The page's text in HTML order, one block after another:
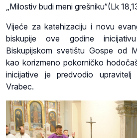
„Milostiv budi meni grešniku“(Lk
Vijeće za katehizaciju i novu
biskupije ove godine
Biskupijskom svetištu Gospe od
kao korizmeno pokorničko
inicijative je predvodio
Vrabec.